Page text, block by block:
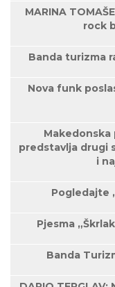
MARINA
rock
Banda turizma
Nova funk
Makedonska
predstavlja drugi
i
Pogledajte
Pjesma
Banda